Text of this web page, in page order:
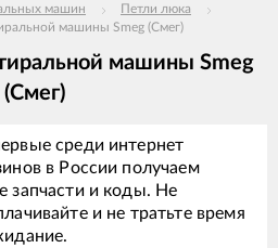
машин
Петли люка
машины Smeg (Смег)
машины Smeg
(Смег)
среди интернет
в России получаем
запчасти и коды. Не
и не тратьте время